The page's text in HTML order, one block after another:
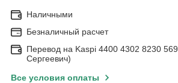
Наличными
Безналичный расчет
Перевод на Kaspi 4400 4302 8230
Сергеевич)
Все условия оплаты